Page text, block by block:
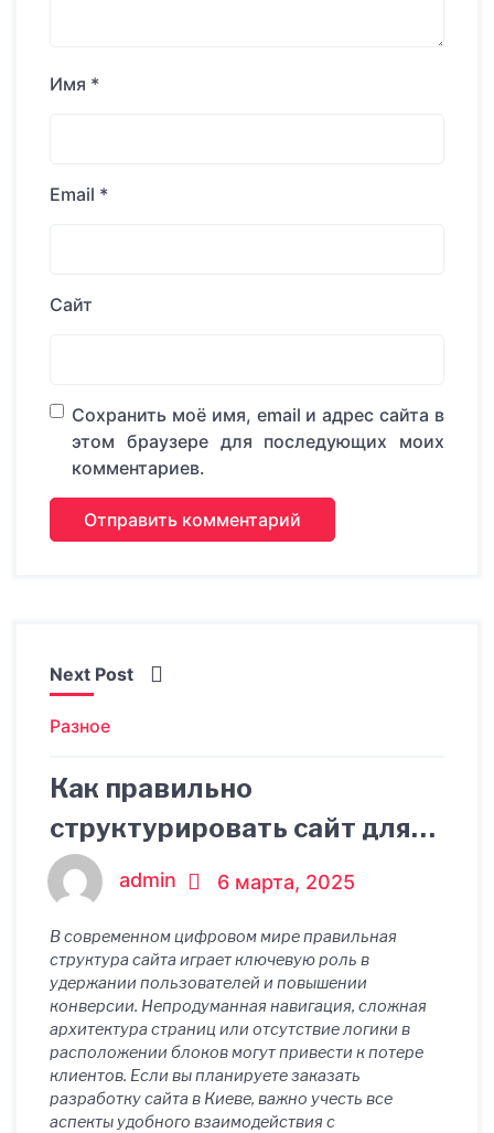
Имя *
Email *
Сайт
Сохранить моё имя, email и адрес сайта в
этом браузере для последующих моих
комментариев.
Next Post
Разное
Как правильно
структурировать сайт для
эффективного
взаимодействия с
клиентами?
admin 6 марта, 2025
В современном цифровом мире правильная
структура сайта играет ключевую роль в
удержании пользователей и повышении
конверсии. Непродуманная навигация, сложная
архитектура страниц или отсутствие логики в
расположении блоков могут привести к потере
клиентов. Если вы планируете заказать
разработку сайта в Киеве, важно учесть все
аспекты удобного взаимодействия с